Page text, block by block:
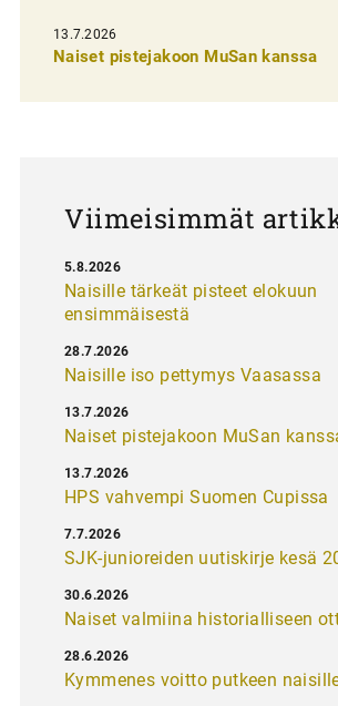
e
13.7.2026
Naiset pistejakoon MuSan kanssa
Viimeisimmät
Naisille tärkeät pisteet elokuun
ensimmäisestä
5.8.2026
Naisille iso pettymys Vaasassa
28.7.2026
Naiset pistejakoon MuSan
13.7.2026
HPS vahvempi Suomen Cupissa
13.7.2026
SJK-junioreiden uutiskirje kesä
7.7.2026
Naiset valmiina historialliseen
30.6.2026
Kymmenes voitto putkeen
28.6.2026